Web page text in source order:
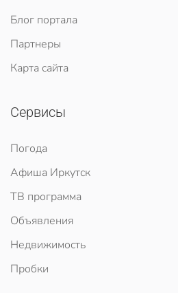
Блог портала
Партнеры
Карта сайта
Сервисы
Погода
Афиша Иркутск
ТВ программа
Объявления
Недвижимость
Пробки